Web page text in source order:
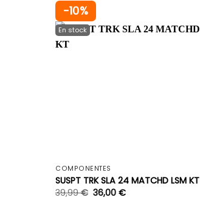
-10%
COMPONENTES
SUSPT TRK SLA 24 MATCHD LSM KT
39,99€ 36,00€